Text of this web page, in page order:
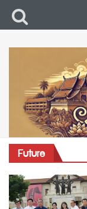
Future